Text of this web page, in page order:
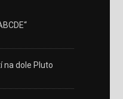
na dole Pluto